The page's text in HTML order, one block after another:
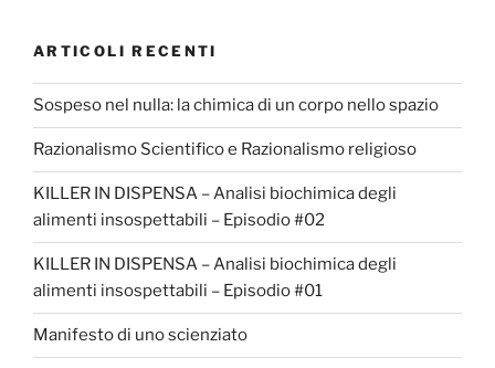
ARTICOLI RECENTI
Sospeso nel nulla: la chimica di un corpo nello spazio
Razionalismo Scientifico e Razionalismo religioso
KILLER IN DISPENSA – Analisi biochimica degli
alimenti insospettabili – Episodio #02
KILLER IN DISPENSA – Analisi biochimica degli
alimenti insospettabili – Episodio #01
Manifesto di uno scienziato